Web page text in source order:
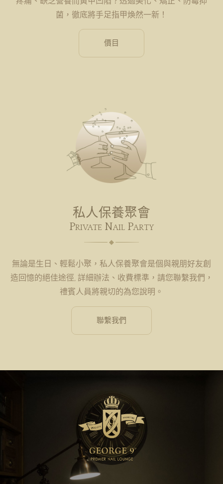
菌，徹底將手足指甲煥然一新！
價目
私人保養聚會
Private Nail Party
無論是生日、輕鬆小聚，私人保養聚會是個與親朋好友創
造回憶的絕佳途徑, 詳細辦法、收費標準，請您聯繫我們，
禮賓人員將親切的為您說明。
聯繫我們